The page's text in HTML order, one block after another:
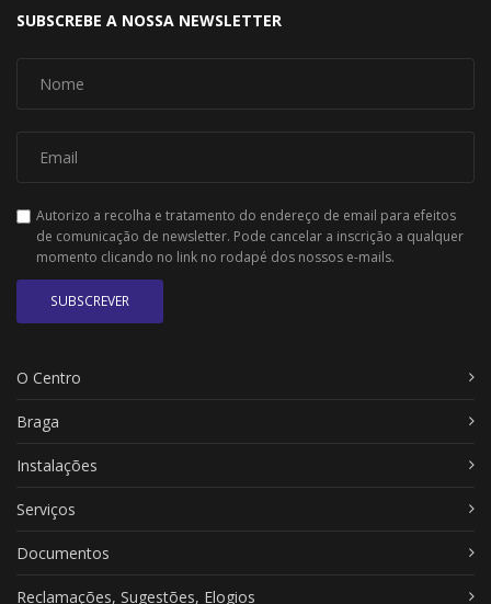
SUBSCREBE A NOSSA NEWSLETTER
Autorizo a recolha e tratamento do endereço de email para efeitos
de comunicação de newsletter. Pode cancelar a inscrição a qualquer
momento clicando no link no rodapé dos nossos e-mails.
SUBSCREVER
O Centro
Braga
Instalações
Serviços
Documentos
Reclamações, Sugestões, Elogios